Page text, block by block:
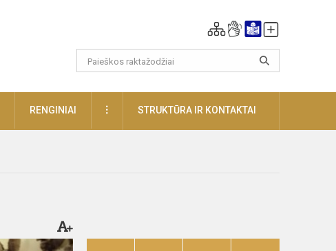
RENGINIAI DAUGIAUSTRUKTŪRA IR KONTAKTAI